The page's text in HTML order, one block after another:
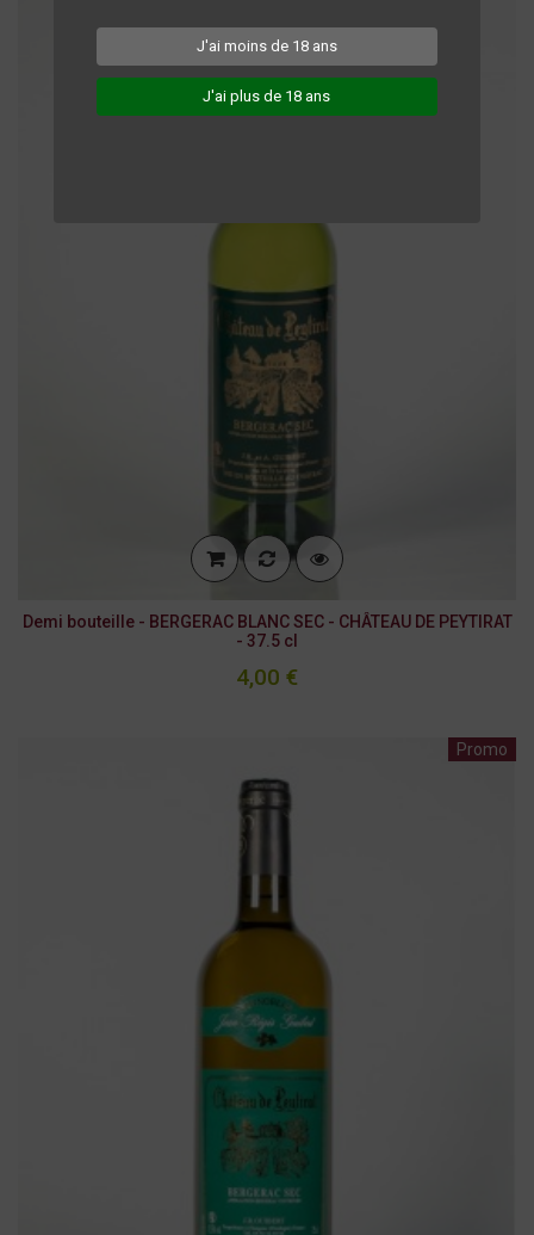
J'ai moins de 18 ans
J'ai plus de 18 ans
Demi bouteille - BERGERAC BLANC SEC - CHÂTEAU DE PEYTIRAT
- 37.5 cl
4,00 €
Promo